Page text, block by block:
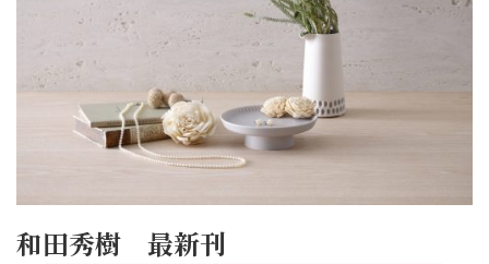
和田秀樹 最新刊